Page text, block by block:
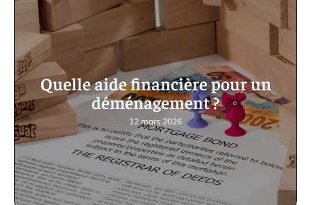
Quelle aide financière pour un
déménagement ?
12 mars 2026